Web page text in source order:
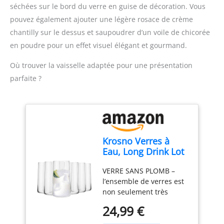
affichent
magnifiquement des
couches colorées de
crème glacée, de sauces
verres à milkshake
les familles, les nuits de
crème glacée et les petits
rassemblements.
américain. Les dîners
adorent le design unique
et vintage en verre
milkshake long.
TRANSPARENT AVEC UNE
GRANDE CLARTÉ - Servez
de la gelato, du sorbet et
des smoothies et des
desserts avec style. Une
expérience culinaire
mémorable avec un
délicieux coupes à glace
est absolument
inestimable DURABLE ET
FACILE À NETTOYER - Ces
ml passent au lave-
vaisselle et sont parfaits
séchées sur le bord du verre en guise de décoration. Vous
pouvez également ajouter une légère rosace de crème
chantilly sur le dessus et saupoudrer d’un voile de chicorée
en poudre pour un effet visuel élégant et gourmand.
Où trouver la vaisselle adaptée pour une présentation
parfaite ?
Krosno Verres à
Eau, Long Drink Lot
Collection Avant-
Garde
VERRE SANS PLOMB –
l’ensemble de verres est
non seulement très
dommages mécaniques,
24,99 €